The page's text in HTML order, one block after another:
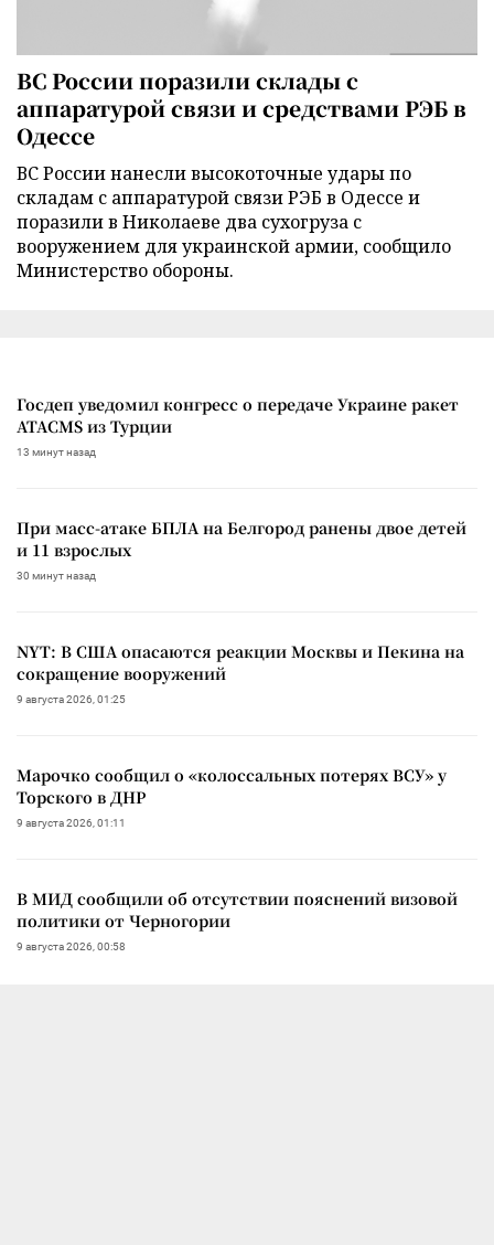
ВС России поразили склады с
аппаратурой связи и средствами РЭБ в
Одессе
ВС России нанесли высокоточные удары по
складам с аппаратурой связи РЭБ в Одессе и
поразили в Николаеве два сухогруза с
вооружением для украинской армии, сообщило
Министерство обороны.
Госдеп уведомил конгресс о передаче Украине ракет
ATACMS из Турции
13 минут назад
При масс-атаке БПЛА на Белгород ранены двое детей
и 11 взрослых
30 минут назад
NYT: В США опасаются реакции Москвы и Пекина на
сокращение вооружений
9 августа 2026, 01:25
Марочко сообщил о «колоссальных потерях ВСУ» у
Торского в ДНР
9 августа 2026, 01:11
В МИД сообщили об отсутствии пояснений визовой
политики от Черногории
9 августа 2026, 00:58